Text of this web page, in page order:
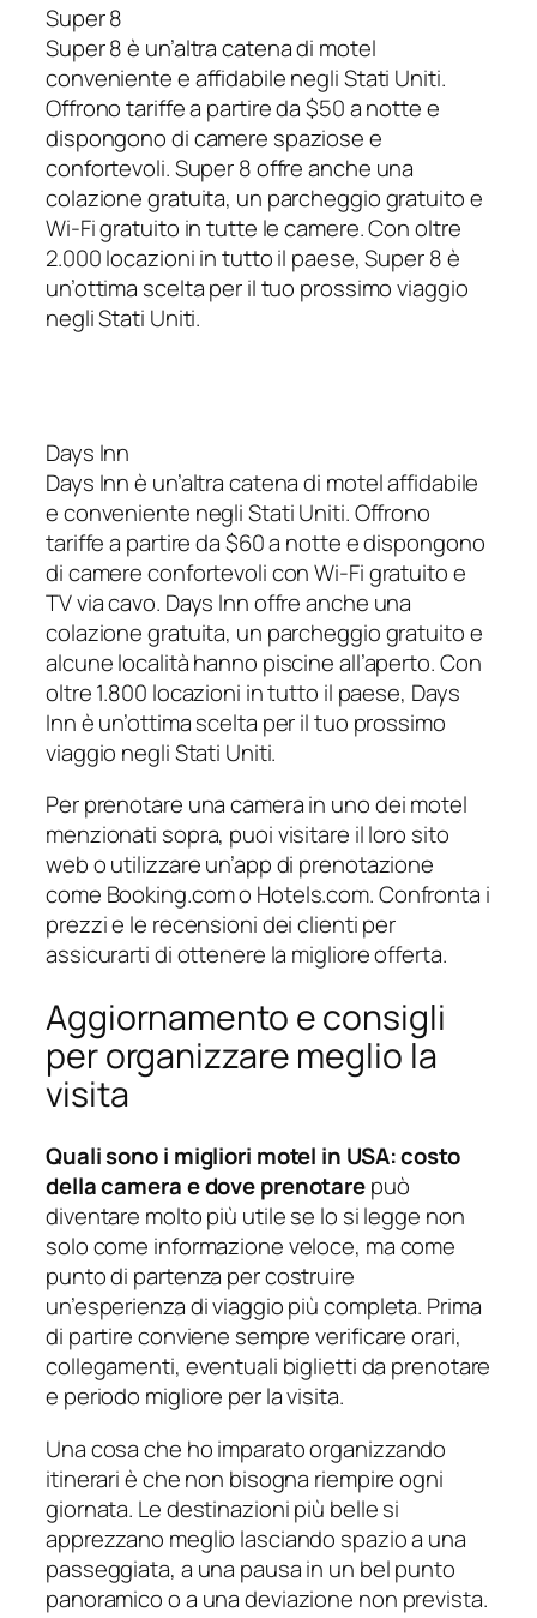
Super 8
Super 8 è un’altra catena di motel
conveniente e affidabile negli Stati Uniti.
Offrono tariffe a partire da $50 a notte e
dispongono di camere spaziose e
confortevoli. Super 8 offre anche una
colazione gratuita, un parcheggio gratuito e
Wi-Fi gratuito in tutte le camere. Con oltre
2.000 locazioni in tutto il paese, Super 8 è
un’ottima scelta per il tuo prossimo viaggio
negli Stati Uniti.
Days Inn
Days Inn è un’altra catena di motel affidabile
e conveniente negli Stati Uniti. Offrono
tariffe a partire da $60 a notte e dispongono
di camere confortevoli con Wi-Fi gratuito e
TV via cavo. Days Inn offre anche una
colazione gratuita, un parcheggio gratuito e
alcune località hanno piscine all’aperto. Con
oltre 1.800 locazioni in tutto il paese, Days
Inn è un’ottima scelta per il tuo prossimo
viaggio negli Stati Uniti.
Per prenotare una camera in uno dei motel
menzionati sopra, puoi visitare il loro sito
web o utilizzare un’app di prenotazione
come Booking.com o Hotels.com. Confronta i
prezzi e le recensioni dei clienti per
assicurarti di ottenere la migliore offerta.
Aggiornamento e consigli
per organizzare meglio la
visita
Quali sono i migliori motel in USA: costo
della camera e dove prenotarepuò
diventare molto più utile se lo si legge non
solo come informazione veloce, ma come
punto di partenza per costruire
un’esperienza di viaggio più completa. Prima
di partire conviene sempre verificare orari,
collegamenti, eventuali biglietti da prenotare
e periodo migliore per la visita.
Una cosa che ho imparato organizzando
itinerari è che non bisogna riempire ogni
giornata. Le destinazioni più belle si
apprezzano meglio lasciando spazio a una
passeggiata, a una pausa in un bel punto
panoramico o a una deviazione non prevista.